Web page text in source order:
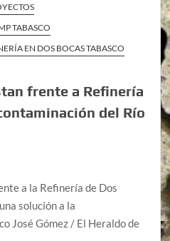
TABASCO
EN DOS BOCAS TABASCO
frente a Refinería
del Río
a la Refinería de Dos
solución a la
José Gómez / El Heraldo de